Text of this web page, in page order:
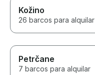
Kožino
26 barcos para alquilar
Petrčane
7 barcos para alquilar